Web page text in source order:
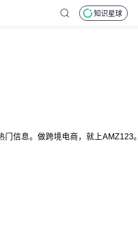
知识星球
信息。做跨境电商，就上AMZ123。